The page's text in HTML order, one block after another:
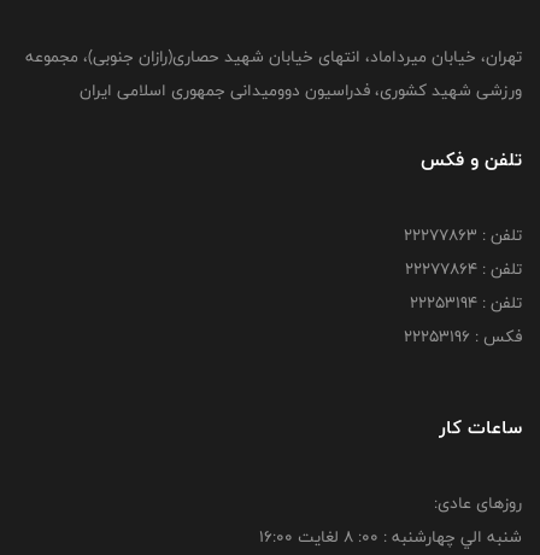
تهران، خیابان میرداماد، انتهای خیابان شهید حصاری(رازان جنوبی)، مجموعه
ورزشی شهید کشوری، فدراسیون دوومیدانی جمهوری اسلامی ایران
تلفن و فکس
تلفن : 22277863
تلفن : 22277864
تلفن : 22253194
فکس : 22253196
ساعات کار
روزهای عادی:
شنبه الي چهارشنبه : 00: 8 لغايت 16:00